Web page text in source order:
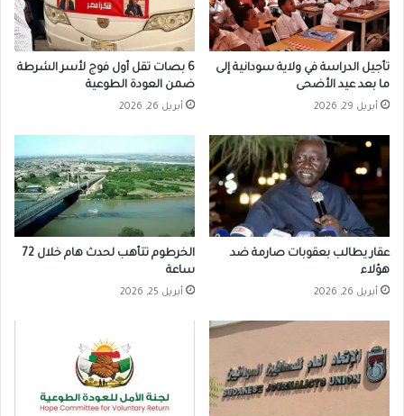
تأجيل الدراسة في ولاية سودانية إلى
ما بعد عيد الأضحى
أبريل 29, 2026
6 بصات تقل أول فوج لأسر الشرطة
ضمن العودة الطوعية
أبريل 26, 2026
عقار يطالب بعقوبات صارمة ضد
هؤلاء
أبريل 26, 2026
الخرطوم تتأهب لحدث هام خلال 72
ساعة
أبريل 25, 2026